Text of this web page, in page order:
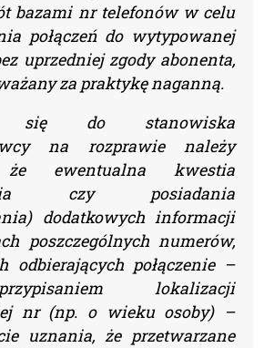
działalność gospodarczą
Piotr Liwszic z siedzibą przy
43, 00-855 Warszawa, NIP: 521-332-36-
621 299, email:kontakt@judykatura.pl.
będą przetwarzane w celu realizacji
Każdej osobie przysługuje prawo
swoich danych osobowych, ich
usunięcia, ograniczenia przetwarzania,
wniesienia sprzeciwu wobec ich
oraz wniesienia skargi do Prezesa
Danych Osobowych. Więcej informacji
Państwa danych osobowych
polityce prywatności.
bazami nr telefonów w celu
połączeń do wytypowanej
uprzedniej zgody abonenta,
za praktykę naganną.
się do stanowiska
na rozprawie należy
że ewentualna kwestia
czy posiadania
dodatkowych informacji
poszczególnych numerów,
odbierających połączenie –
lokalizacji
nr (np. o wieku osoby) –
uznania, że przetwarzane